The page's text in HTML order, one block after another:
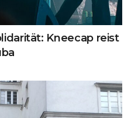
Kneecap reist